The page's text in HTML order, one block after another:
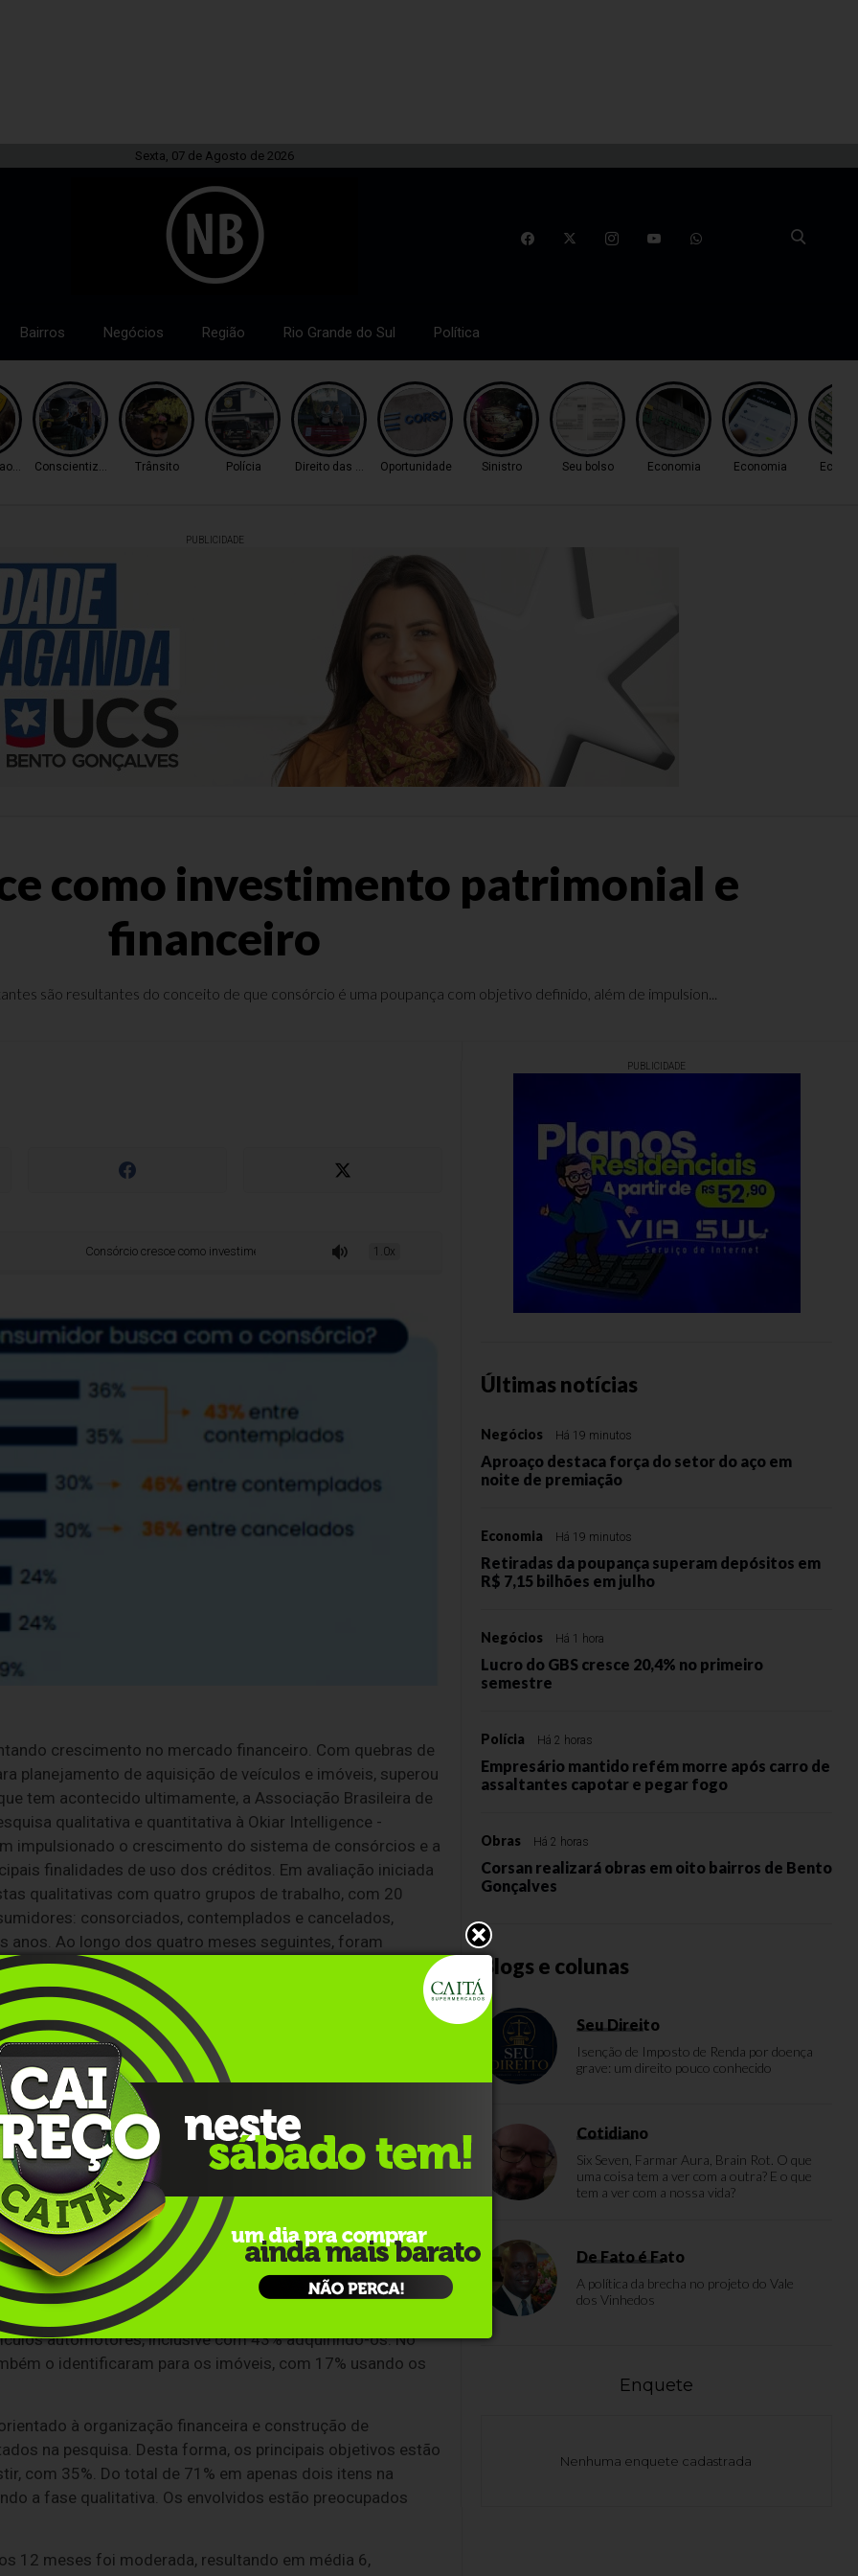
Sexta, 07 de Agosto de 2026
Bairros Negócios Região Rio Grande do Sul Política
TráficoConscientização Trânsito Polícia Direito das MulheresOportunidade Sinistro Seu bolso Economia Economia
PUBLICIDADE
como investimento patrimonial e
financeiro
são resultantes do conceito de que consórcio é uma poupança com objetivo definido, além de impulsion...
Consórcio cresce como investimento patrimonial e financeiro 1.0x
crescimento no mercado financeiro. Com quebras de
planejamento de aquisição de veículos e imóveis, superou
tem acontecido ultimamente, a Associação Brasileira de
qualitativa e quantitativa à Okiar Intelligence -
impulsionado o crescimento do sistema de consórcios e a
finalidades de uso dos créditos. Em avaliação iniciada
qualitativas com quatro grupos de trabalho, com 20
consorciados, contemplados e cancelados,
anos. Ao longo dos quatro meses seguintes, foram
a compreensão do produto, a experiência ao
da modalidade. O filtro para essa etapa foi de
O total de consultas foi constituído por 55% de
a 35 anos, 35% de 36 a 55 anos e 3% acima dos 56
união estável e 39% com filhos. Na metodologia aplicada,
B, 35% da C, 5% da D e 3% da E. Com cobertura nacional,
Sudeste, com 44%; Centro-Oeste, com 28%;
já fazia parte das opções disponíveis no mercado por
67%, reafirmando seu conhecimento. O grupo,
o consórcio é conhecido no mercado pela classe B,
pela A, com 47%. As demais, D e E, ficaram com 32%
que 28% dos questionados disseram conhecer bem —
aqueles que vivenciaram toda a duração do grupo,
os entrevistados registraram que 81%
automotores, inclusive com 43% adquirindo-os. No
o identificaram para os imóveis, com 17% usando os
à organização financeira e construção de
na pesquisa. Desta forma, os principais objetivos estão
com 35%. Do total de 71% em apenas dois itens na
a fase qualitativa. Os envolvidos estão preocupados
12 meses foi moderada, resultando em média 6,
PUBLICIDADE
Últimas notícias
Negócios Há 19 minutos
Aproaço destaca força do setor do aço em
noite de premiação
Economia Há 19 minutos
Retiradas da poupança superam depósitos em
R$ 7,15 bilhões em julho
Negócios Há 1 hora
Lucro do GBS cresce 20,4% no primeiro
semestre
Polícia Há 2 horas
Empresário mantido refém morre após carro de
assaltantes capotar e pegar fogo
Obras Há 2 horas
Corsan realizará obras em oito bairros de Bento
Gonçalves
Blogs e colunas
Seu Direito
Isenção de Imposto de Renda por doença
grave: um direito pouco conhecido
Cotidiano
Six Seven, Farmar Aura, Brain Rot. O que
uma coisa tem a ver com a outra? E o que
tem a ver com a nossa vida?
De Fato é Fato
A política da brecha no projeto do Vale
dos Vinhedos
Enquete
Nenhuma enquete cadastrada